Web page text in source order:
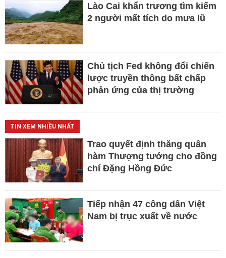
Lào Cai khẩn trương tìm kiếm
2 người mất tích do mưa lũ
Chủ tịch Fed không đổi chiến
lược truyền thông bất chấp
phản ứng của thị trường
TIN XEM NHIỀU NHẤT
Trao quyết định thăng quân
hàm Thượng tướng cho đồng
chí Đặng Hồng Đức
Tiếp nhận 47 công dân Việt
Nam bị trục xuất về nước